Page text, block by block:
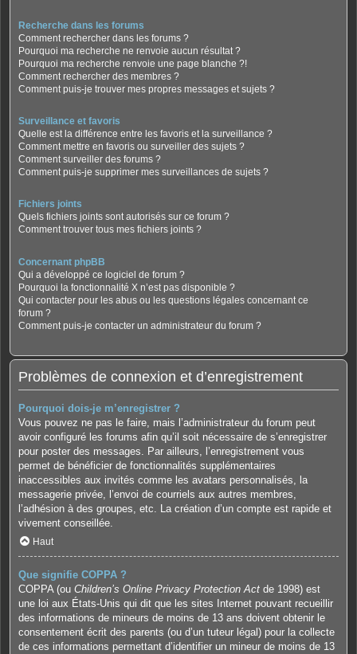
Recherche dans les forums
Comment rechercher dans les forums ?
Pourquoi ma recherche ne renvoie aucun résultat ?
Pourquoi ma recherche renvoie une page blanche ?!
Comment rechercher des membres ?
Comment puis-je trouver mes propres messages et sujets ?
Surveillance et favoris
Quelle est la différence entre les favoris et la surveillance ?
Comment mettre en favoris ou surveiller des sujets ?
Comment surveiller des forums ?
Comment puis-je supprimer mes surveillances de sujets ?
Fichiers joints
Quels fichiers joints sont autorisés sur ce forum ?
Comment trouver tous mes fichiers joints ?
Concernant phpBB
Qui a développé ce logiciel de forum ?
Pourquoi la fonctionnalité X n’est pas disponible ?
Qui contacter pour les abus ou les questions légales concernant ce
forum ?
Comment puis-je contacter un administrateur du forum ?
Problèmes de connexion et d’enregistrement
Pourquoi dois-je m’enregistrer ?
Vous pouvez ne pas le faire, mais l’administrateur du forum peut
avoir configuré les forums afin qu’il soit nécessaire de s’enregistrer
pour poster des messages. Par ailleurs, l’enregistrement vous
permet de bénéficier de fonctionnalités supplémentaires
inaccessibles aux invités comme les avatars personnalisés, la
messagerie privée, l’envoi de courriels aux autres membres,
l’adhésion à des groupes, etc. La création d’un compte est rapide et
vivement conseillée.
Haut
Que signifie COPPA ?
COPPA (ou Children’s Online Privacy Protection Act de 1998) est
une loi aux États-Unis qui dit que les sites Internet pouvant recueillir
des informations de mineurs de moins de 13 ans doivent obtenir le
consentement écrit des parents (ou d’un tuteur légal) pour la collecte
de ces informations permettant d’identifier un mineur de moins de 13